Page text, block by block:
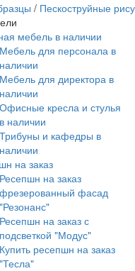
/ Пескоструйные
мебель в наличии
Мебель для персонала в
наличии
Мебель для директора в
наличии
Офисные кресла и стулья
в наличии
Трибуны и кафедры в
наличии
на заказ
Ресепшн на заказ
фрезерованный фасад
"Резонанс"
Ресепшн на заказ с
подсветкой "Модус"
Купить ресепшн на заказ
"Тесла"